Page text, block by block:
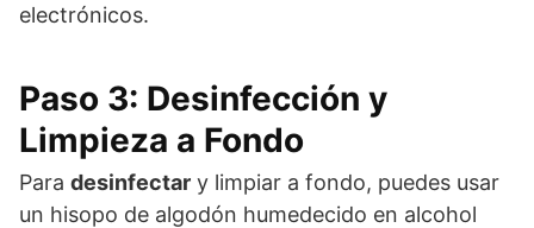
electrónicos.
Paso 3: Desinfección y
Limpieza a Fondo
Para desinfectar y limpiar a fondo, puedes usar
un hisopo de algodón humedecido en alcohol